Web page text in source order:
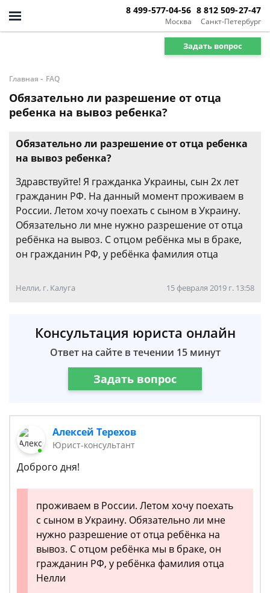
Москва
8 499-577-04-56
Санкт-Петербург
8 812 509-27-47
Задать вопрос
Главная - FAQ
Обязательно ли разрешение от отца
ребенка на вывоз ребенка?
Обязательно ли разрешение от отца ребенка
на вывоз ребенка?
Здравствуйте! Я гражданка Украины, сын 2х лет
гражданин РФ. На данный момент проживаем в
России. Летом хочу поехать с сыном в Украину.
Обязательно ли мне нужно разрешение от отца
ребёнка на вывоз. С отцом ребёнка мы в браке,
он гражданин РФ, у ребёнка фамилия отца
Нелли, г. Калуга 15 февраля 2019 г. 13:58
Консультация юриста онлайн
Ответ на сайте в течении 15 минут
Задать вопрос
Алексей Терехов
Юрист-консультант
Доброго дня!
проживаем в России. Летом хочу поехать
с сыном в Украину. Обязательно ли мне
нужно разрешение от отца ребёнка на
вывоз. С отцом ребёнка мы в браке, он
гражданин РФ, у ребёнка фамилия отца
Нелли